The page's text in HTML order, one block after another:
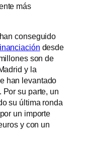
más
conseguido
desde
son de
y la
han levantado
su parte, un
su última ronda
un importe
y con un